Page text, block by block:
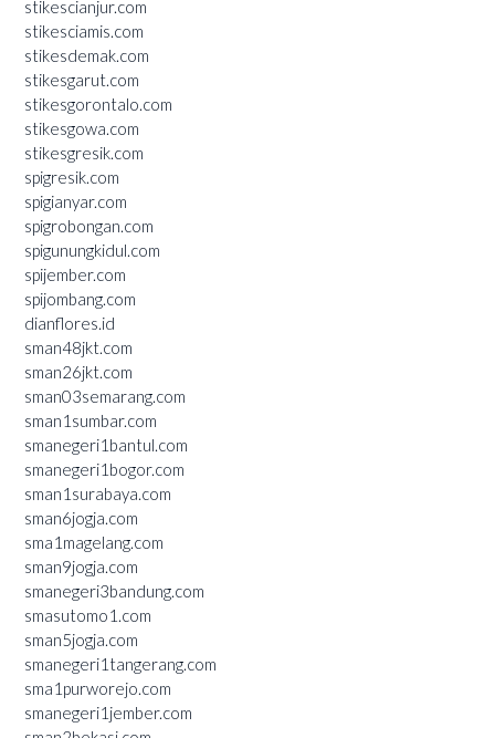
stikescianjur.com
stikesciamis.com
stikesdemak.com
stikesgarut.com
stikesgorontalo.com
stikesgowa.com
stikesgresik.com
spigresik.com
spigianyar.com
spigrobongan.com
spigunungkidul.com
spijember.com
spijombang.com
dianflores.id
sman48jkt.com
sman26jkt.com
sman03semarang.com
sman1sumbar.com
smanegeri1bantul.com
smanegeri1bogor.com
sman1surabaya.com
sman6jogja.com
sma1magelang.com
sman9jogja.com
smanegeri3bandung.com
smasutomo1.com
sman5jogja.com
smanegeri1tangerang.com
sma1purworejo.com
smanegeri1jember.com